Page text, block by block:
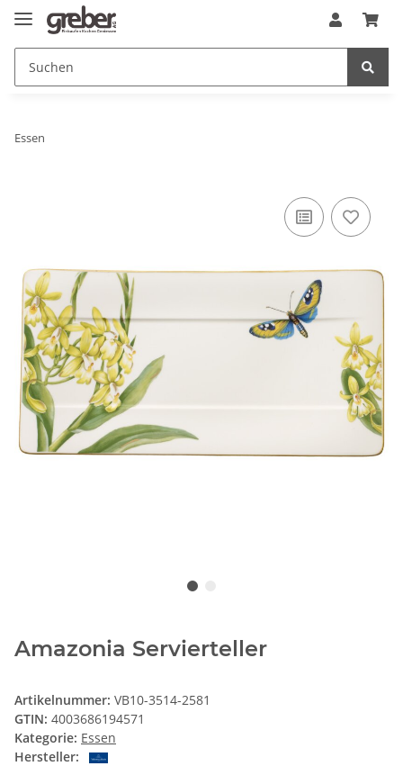
Essen
Amazonia Servierteller
Artikelnummer: VB10-3514-2581
GTIN: 4003686194571
Kategorie: Essen
Hersteller: